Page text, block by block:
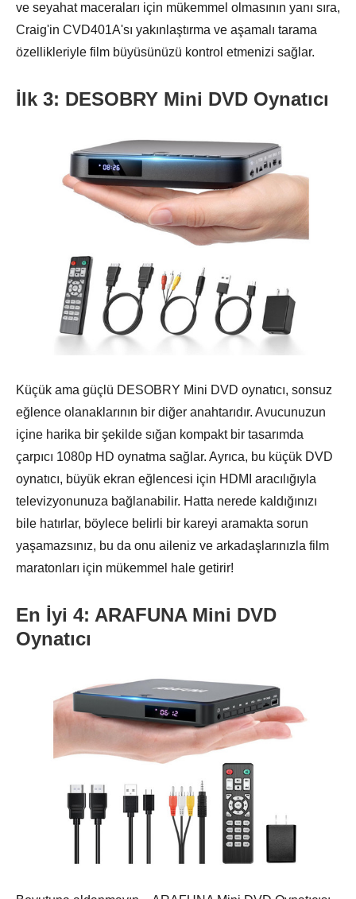
ve seyahat maceraları için mükemmel olmasının yanı sıra,
Craig'in CVD401A'sı yakınlaştırma ve aşamalı tarama
özellikleriyle film büyüsünüzü kontrol etmenizi sağlar.
İlk 3: DESOBRY Mini DVD Oynatıcı
Küçük ama güçlü DESOBRY Mini DVD oynatıcı, sonsuz
eğlence olanaklarının bir diğer anahtarıdır. Avucunuzun
içine harika bir şekilde sığan kompakt bir tasarımda
çarpıcı 1080p HD oynatma sağlar. Ayrıca, bu küçük DVD
oynatıcı, büyük ekran eğlencesi için HDMI aracılığıyla
televizyonunuza bağlanabilir. Hatta nerede kaldığınızı
bile hatırlar, böylece belirli bir kareyi aramakta sorun
yaşamazsınız, bu da onu aileniz ve arkadaşlarınızla film
maratonları için mükemmel hale getirir!
En İyi 4: ARAFUNA Mini DVD
Oynatıcı